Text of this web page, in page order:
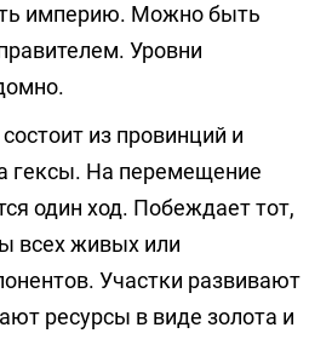
империю. Можно быть
Уровни
из провинций и
гексы. На перемещение
один ход. Побеждает тот,
всех живых или
Участки развивают
ресурсы в виде золота и